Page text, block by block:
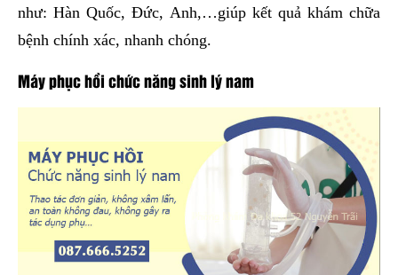
như: Hàn Quốc, Đức, Anh,…giúp kết quả khám chữa
bệnh chính xác, nhanh chóng.
Máy phục hồi chức năng sinh lý nam